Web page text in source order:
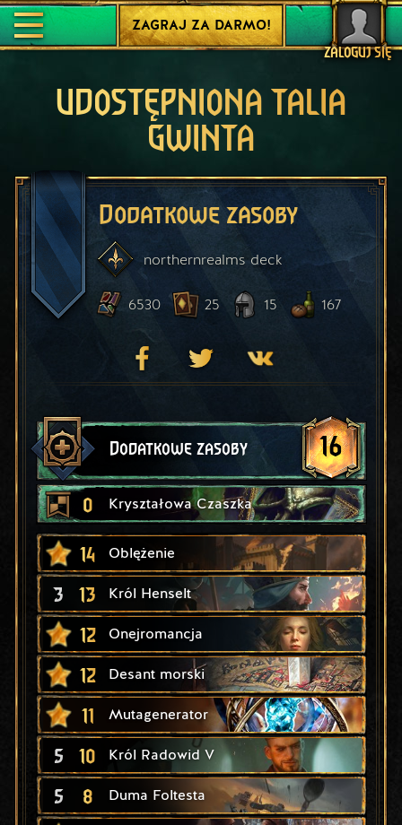
ZALOGUJ SIĘ
ZAGRAJ ZA DARMO!
UDOSTĘPNIONA TALIA
GWINTA
Dodatkowe zasoby
northernrealmsdeck
6530 25 15 167
Dodatkowe zasoby 16
0 Kryształowa Czaszka
14 Oblężenie
3 13 Król Henselt
12 Onejromancja
12 Desant morski
11 Mutagenerator
5 10 Król Radowid V
5 8 Duma Foltesta